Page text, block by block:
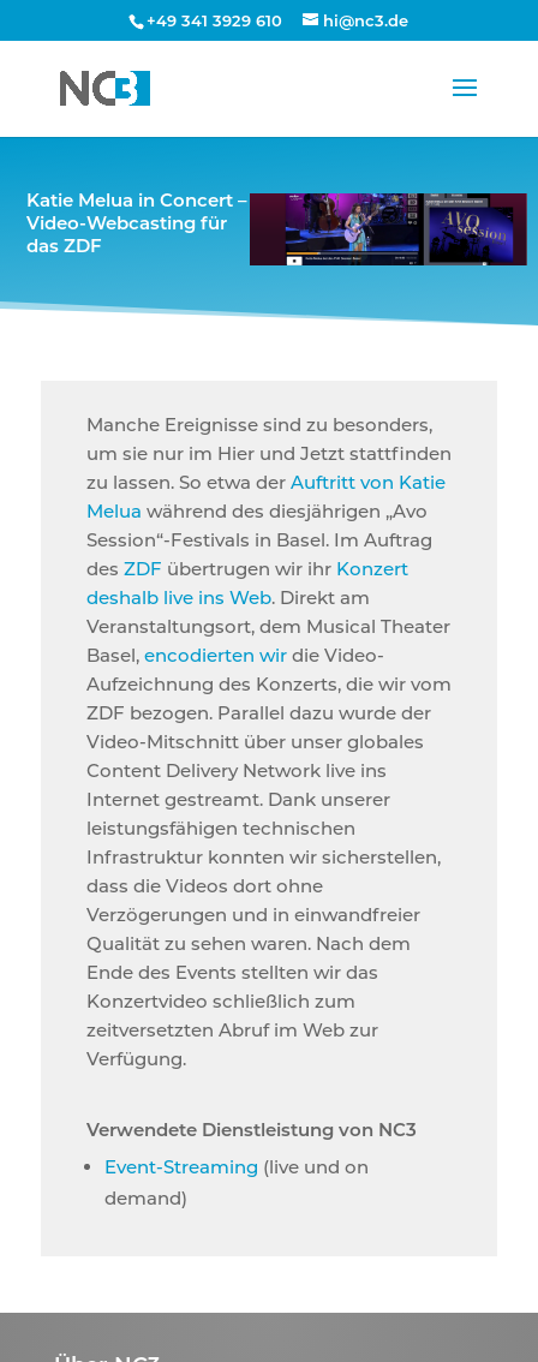
+49 341 3929 610 hi@nc3.de
Katie Melua in Concert –
Video-Webcasting für
das ZDF
Manche Ereignisse sind zu besonders,
um sie nur im Hier und Jetzt stattfinden
zu lassen. So etwa der Auftritt von Katie
Melua während des diesjährigen „Avo
Session“-Festivals in Basel. Im Auftrag
des ZDF übertrugen wir ihr Konzert
deshalb live ins Web. Direkt am
Veranstaltungsort, dem Musical Theater
Basel, encodierten wirdie Video-
Aufzeichnung des Konzerts, die wir vom
ZDF bezogen. Parallel dazu wurde der
Video-Mitschnitt über unser globales
Content Delivery Network live ins
Internet gestreamt. Dank unserer
leistungsfähigen technischen
Infrastruktur konnten wir sicherstellen,
dass die Videos dort ohne
Verzögerungen und in einwandfreier
Qualität zu sehen waren. Nach dem
Ende des Events stellten wir das
Konzertvideo schließlich zum
zeitversetzten Abruf im Web zur
Verfügung.
Verwendete Dienstleistung von NC3
Event-Streaming (live und on
demand)